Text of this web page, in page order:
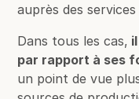
auprès des
Dans tous les cas,
par rapport à ses
un point de vue